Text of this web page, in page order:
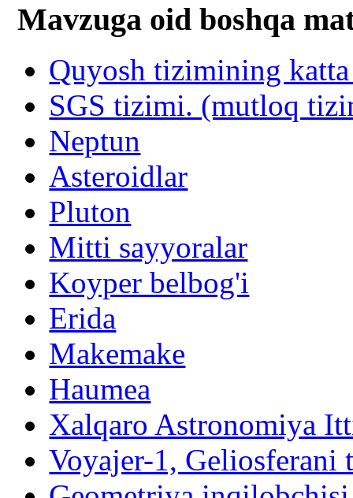
Mavzuga oid boshqa
Quyosh tizimining
SGS tizimi. (mutloq
Neptun
Asteroidlar
Pluton
Mitti sayyoralar
Koyper belbog'i
Erida
Makemake
Haumea
Xalqaro Astronomiya
Voyajer-1, Geliosferani